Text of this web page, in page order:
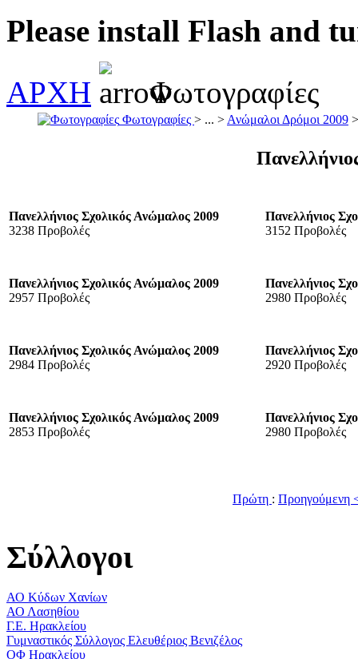
Please install Flash and
ΑΡΧΗ
Φωτογραφίες
Φωτογραφίες > ... > Ανώμαλοι Δρόμοι 2009
Πανελλήνιος Σχολικός Ανώμαλος 2009
3238 Προβολές
Πανελλήνιος
3152 Προβολές
Πανελλήνιος Σχολικός Ανώμαλος 2009
2957 Προβολές
Πανελλήνιος
2980 Προβολές
Πανελλήνιος Σχολικός Ανώμαλος 2009
2984 Προβολές
Πανελλήνιος
2920 Προβολές
Πανελλήνιος Σχολικός Ανώμαλος 2009
2853 Προβολές
Πανελλήνιος
2980 Προβολές
Πρώτη : Προηγούμενη
Σύλλογοι
ΑΟ Κύδων Χανίων
ΑΟ Λασηθίου
Γ.Ε. Ηρακλείου
Γυμναστικός Σύλλογος Ελευθέριος Βενιζέλος
ΟΦ Ηρακλείου